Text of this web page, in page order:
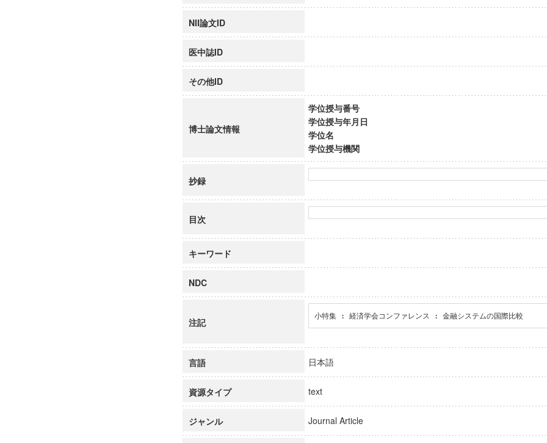
NII論文ID
医中誌ID
その他ID
博士論文情報
学位授与番号
学位授与年月日
学位名
学位授与機関
抄録
目次
キーワード
NDC
注記
小特集 : 経済学会コンファレンス : 金融システムの国際比較
言語 日本語
資源タイプ text
ジャンル Journal Article